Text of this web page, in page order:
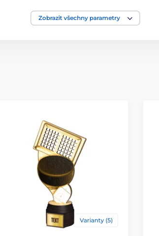
Motiv
Zobrazit všechny parametry
Varianty (5)